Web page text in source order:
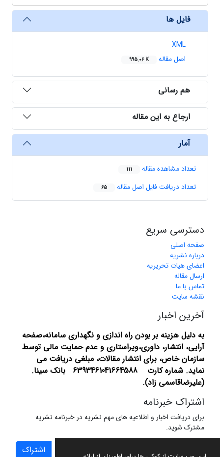
فایل ها
XML
اصل مقاله
995.06 K
هم رسانی
ارجاع به این مقاله
آمار
تعداد مشاهده مقاله 111
تعداد دریافت فایل اصل مقاله 65
دسترسی سریع
صفحه اصلی
درباره نشریه
اعضای هیات تحریریه
ارسال مقاله
تماس با ما
نقشه سایت
آخرین اخبار
به دلیل هزینه بر بودن راه اندازی و نگهداری سامانه،صفحه
آرایی، انتشار، داوری،ویراستاری و عدم حمایت مالی توسط
سازمان خاص، برای انتشار مقالات، مبلغی دریافت می
نماید.
شماره کارت 6393461041664588 بانک سینا.
(علیرضاقاسمی زاد).
اشتراک خبرنامه
برای دریافت اخبار و اطلاعیه های مهم نشریه در خبرنامه نشریه
مشترک شوید.
اشتراک